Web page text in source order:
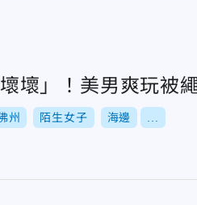
壞」！美男爽玩
州 陌生女子 海邊